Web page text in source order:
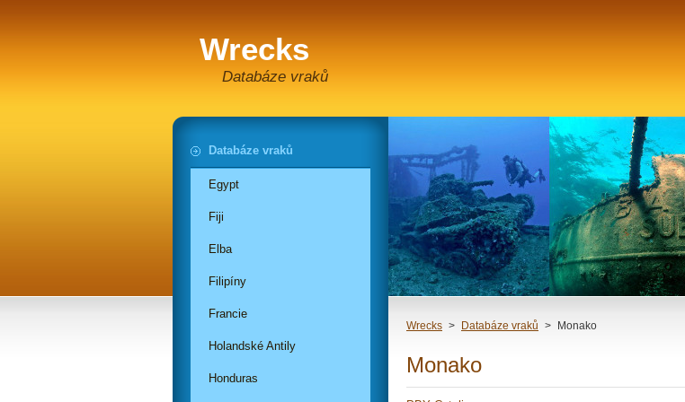
Wrecks
Databáze vraků
Wrecks > Databáze vraků > Monako
Monako
Databáze vraků
Egypt
Fiji
Elba
Filipíny
Francie
Holandské Antily
Honduras